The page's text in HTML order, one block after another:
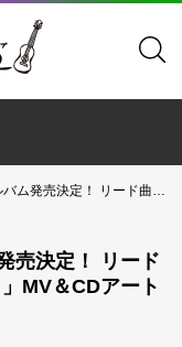
いちゃいマッスル！」MV＆CDアートワークを公開！
売決定！ リード
MV＆CDアート